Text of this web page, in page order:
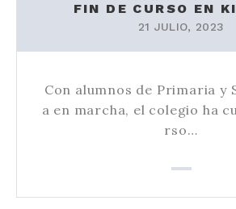
FIN DE CURSO EN
21 JULIO, 2023
Con alumnos de Primaria y
a en marcha, el colegio ha
rso…